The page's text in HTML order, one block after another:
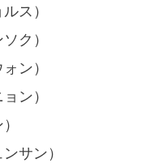
ス）
ク）
ン）
ン）
サン）